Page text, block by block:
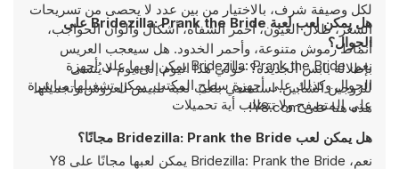
لكل وصيفة شرف، بالاختيار من بين عدد لا يحصى من تسريحات
الشعر، ظلال العيون، أحمر الشفاه، أشكال وألوان الحواجب،
أنماط رموش متنوعة، وأحمر الخدود. هل سيعجب العريس
بإطلالة بابس الجديدة؟ حولي هذا اليوم إلى يوم لا يُنسى
للزوجين الشابين. استمتعي بلعب لعبة تلبيس العروس وتجميلها
هذه هنا على Y8.com!
هل يمكن لعب لعبة Bridezilla: Prank the Bride على
الجوال؟
نعم، Bridezilla: Prank the Bride يمكن لعبها على أجهزة
الجوال وكذلك على أجهزة سطح المكتب. يمكن تشغيلها مباشرة
على المتصفح ولا تتطلب أية تحميلات
هل يمكن لعب Bridezilla: Prank the Bride مجانًا؟
نعم، Bridezilla: Prank the Bride يمكن لعبها مجانًا على Y8